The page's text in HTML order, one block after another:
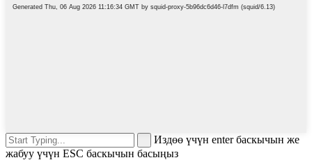
Издөө үчүн enter баскычын же
жабуу үчүн ESC баскычын басыңыз